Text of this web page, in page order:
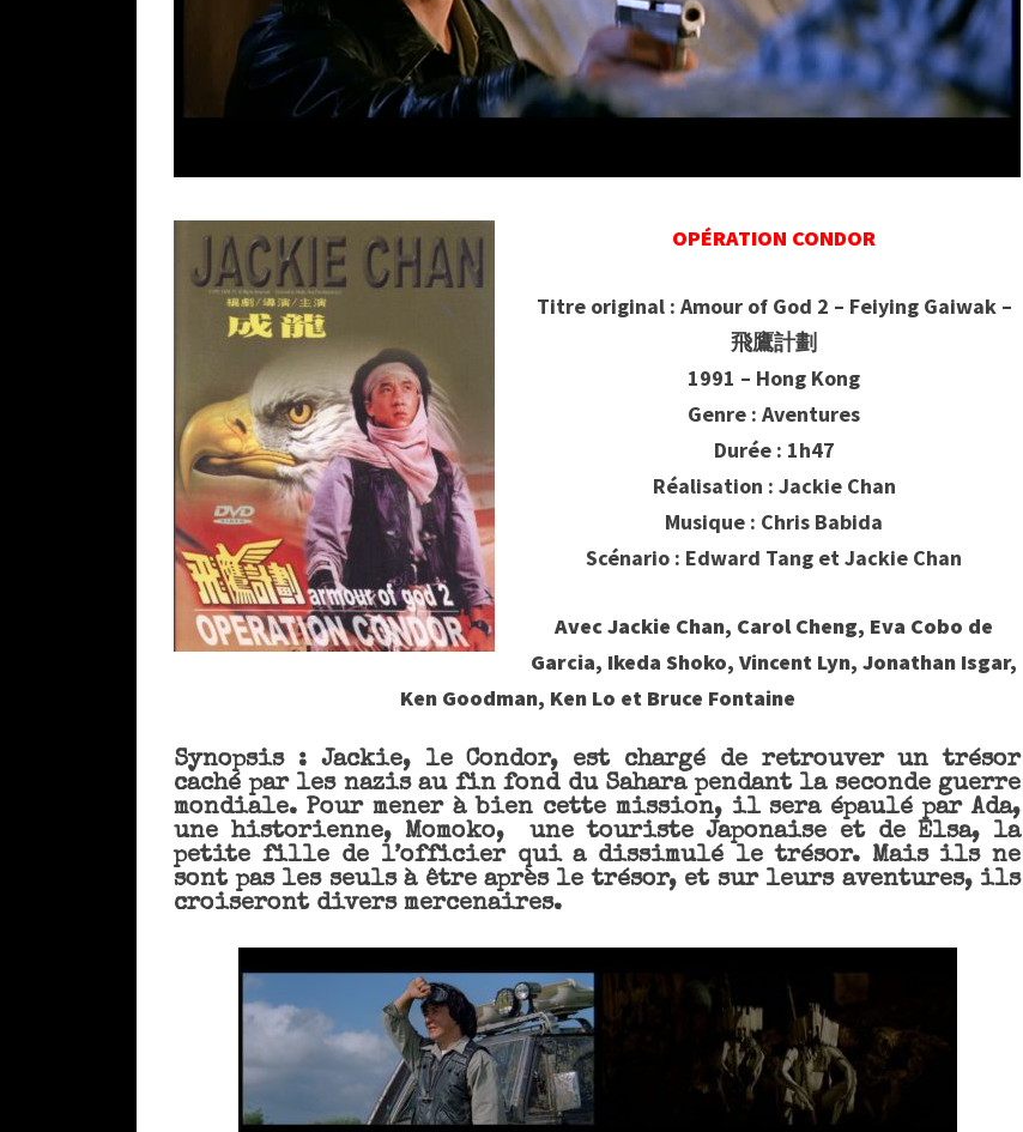
OPÉRATION CONDOR
Titre original : Amour of God 2 – Feiying Gaiwak –
飛鷹計劃
1991 – Hong Kong
Genre : Aventures
Durée : 1h47
Réalisation : Jackie Chan
Musique : Chris Babida
Scénario : Edward Tang et Jackie Chan
Avec Jackie Chan, Carol Cheng, Eva Cobo de
Garcia, Ikeda Shoko, Vincent Lyn, Jonathan Isgar,
Ken Goodman, Ken Lo et Bruce Fontaine
Synopsis : Jackie, le Condor, est chargé de retrouver un trésor
caché par les nazis au fin fond du Sahara pendant la seconde guerre
mondiale. Pour mener à bien cette mission, il sera épaulé par Ada,
une historienne, Momoko, une touriste Japonaise et de Elsa, la
petite fille de l’officier qui a dissimulé le trésor. Mais ils ne
sont pas les seuls à être après le trésor, et sur leurs aventures, ils
croiseront divers mercenaires.